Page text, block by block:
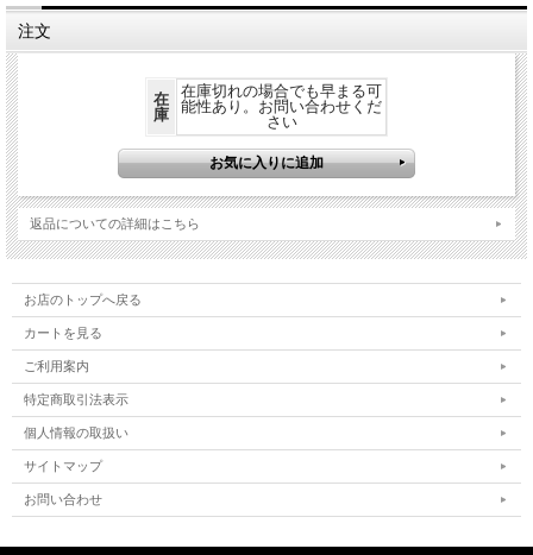
注文
在
庫
在庫切れの場合でも早まる可
能性あり。お問い合わせくだ
さい
返品についての詳細はこちら
お店のトップへ戻る
カートを見る
ご利用案内
特定商取引法表示
個人情報の取扱い
サイトマップ
お問い合わせ